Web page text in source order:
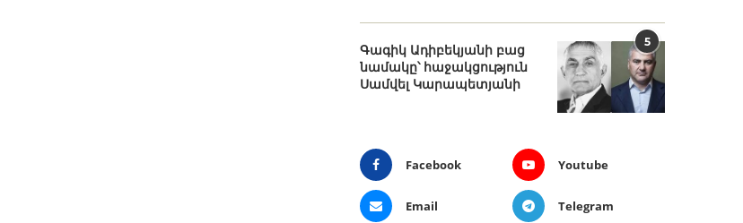
5
Գագիկ Ադիբեկյանի բաց
նամակը՝ հաջակցություն
Սամվել Կարապետյանի
Facebook Youtube
Email Telegram